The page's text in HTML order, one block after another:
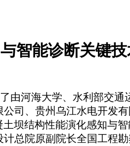
智能诊断关键
由河海大学、水利部交
司、贵州乌江水电开发
坝结构性能演化感知与
总院原副院长全国工程